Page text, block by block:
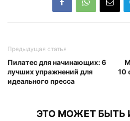
Предыдущая статья
Пилатес для начинающих: 6
лучших упражнений для
идеального пресса
10
ЭТО МОЖЕТ БЫТЬ